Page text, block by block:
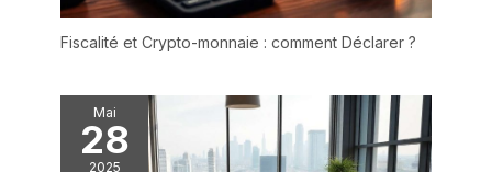
Fiscalité et Crypto-monnaie : comment Déclarer ?
Mai
28
2025